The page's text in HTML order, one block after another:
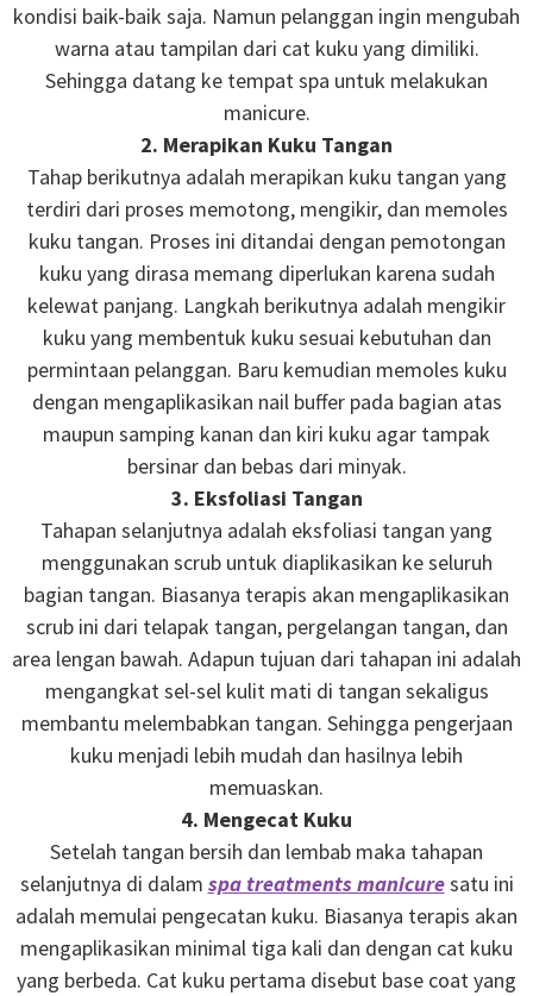
kondisi baik-baik saja. Namun pelanggan ingin mengubah
warna atau tampilan dari cat kuku yang dimiliki.
Sehingga datang ke tempat spa untuk melakukan
manicure.
2. Merapikan Kuku Tangan
Tahap berikutnya adalah merapikan kuku tangan yang
terdiri dari proses memotong, mengikir, dan memoles
kuku tangan. Proses ini ditandai dengan pemotongan
kuku yang dirasa memang diperlukan karena sudah
kelewat panjang. Langkah berikutnya adalah mengikir
kuku yang membentuk kuku sesuai kebutuhan dan
permintaan pelanggan. Baru kemudian memoles kuku
dengan mengaplikasikan nail buffer pada bagian atas
maupun samping kanan dan kiri kuku agar tampak
bersinar dan bebas dari minyak.
3. Eksfoliasi Tangan
Tahapan selanjutnya adalah eksfoliasi tangan yang
menggunakan scrub untuk diaplikasikan ke seluruh
bagian tangan. Biasanya terapis akan mengaplikasikan
scrub ini dari telapak tangan, pergelangan tangan, dan
area lengan bawah. Adapun tujuan dari tahapan ini adalah
mengangkat sel-sel kulit mati di tangan sekaligus
membantu melembabkan tangan. Sehingga pengerjaan
kuku menjadi lebih mudah dan hasilnya lebih
memuaskan.
4. Mengecat Kuku
Setelah tangan bersih dan lembab maka tahapan
selanjutnya di dalam spa treatments manicuresatu ini
adalah memulai pengecatan kuku. Biasanya terapis akan
mengaplikasikan minimal tiga kali dan dengan cat kuku
yang berbeda. Cat kuku pertama disebut base coat yang